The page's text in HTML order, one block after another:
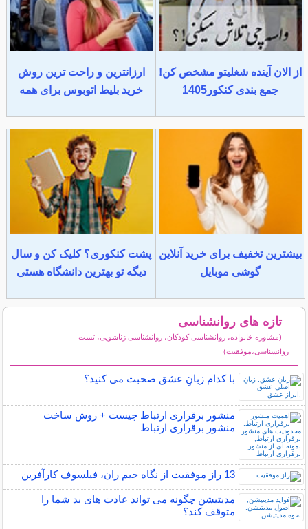
از الان آینده شغلیتو مشخص کن!
جمع بندی کنکور1405
ارزانترین و راحت ترین روش
خرید بلیط اتوبوس برای همه
بیشترین تخفیف برای خرید آنلاین
گوشی موبایل
پشت کنکوری؟ کلیک کن و سال
دیگه تو بهترین دانشگاه هستی
تازه های روانشناسی
(مشاوره خانواده، روانشناسی کودکان، روانشناسی زناشویی، تست
روانشناسی،موفقیت)
با کدام زبانِ عشق صحبت می کنید؟
منشور برقراری ارتباط چیست + روش ساخت
منشور برقراری ارتباط
13 راز موفقیت از نگاه جیم ران، فیلسوف کارآفرین
مدیتیشن چگونه می تواند عادت های بد شما را
متوقف کند؟